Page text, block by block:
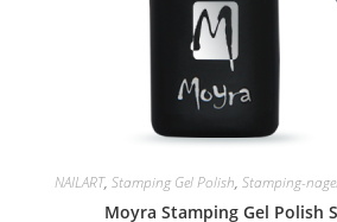
NAILART, Stamping Gel Polish, Stamping-
Moyra Stamping Gel Polish